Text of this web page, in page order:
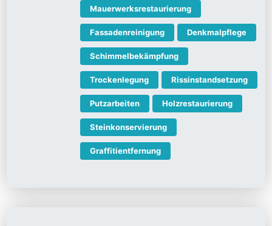
Mauerwerksrestaurierung
Fassadenreinigung Denkmalpflege
Schimmelbekämpfung
Trockenlegung Rissinstandsetzung
Putzarbeiten Holzrestaurierung
Steinkonservierung
Graffitientfernung